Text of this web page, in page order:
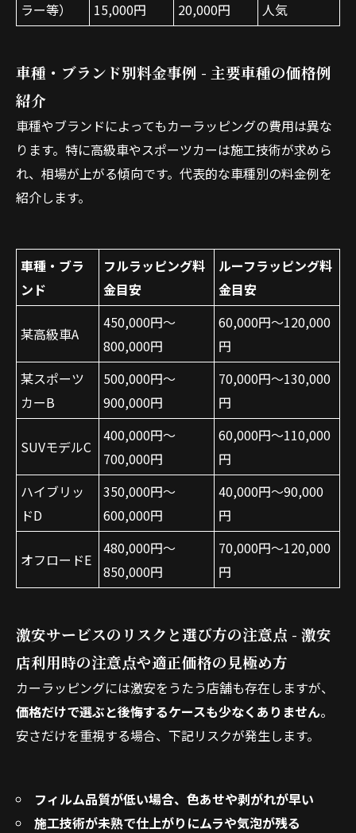
ラー等）
15,000円
20,000円
人気
車種・ブランド別料金事例 - 主要車種の価格例
紹介
車種やブランドによってもカーラッピングの費用は異な
ります。特に高級車やスポーツカーは施工技術が求めら
れ、相場が上がる傾向です。代表的な車種別の料金例を
紹介します。
車種・ブラ
ンド
フルラッピング料
金目安
ルーフラッピング料
金目安
某高級車A
450,000円～
800,000円
60,000円～120,000
円
某スポーツ
カーB
500,000円～
900,000円
70,000円～130,000
円
SUVモデルC
400,000円～
700,000円
60,000円～110,000
円
ハイブリッ
ドD
350,000円～
600,000円
40,000円～90,000
円
オフロードE
480,000円～
850,000円
70,000円～120,000
円
激安サービスのリスクと選び方の注意点 - 激安
店利用時の注意点や適正価格の見極め方
カーラッピングには激安をうたう店舗も存在しますが、
価格だけで選ぶと後悔するケースも少なくありません。
安さだけを重視する場合、下記リスクが発生します。
フィルム品質が低い場合、色あせや剥がれが早い
施工技術が未熟で仕上がりにムラや気泡が残る